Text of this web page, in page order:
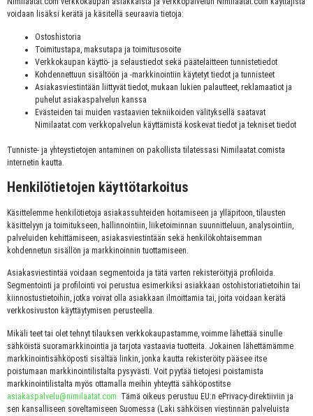
voidaan lisäksi kerätä ja käsitellä seuraavia tietoja:
Ostoshistoria
Toimitustapa, maksutapa ja toimitusosoite
Verkkokaupan käyttö- ja selaustiedot sekä päätelaitteen tunnistetiedot
Kohdennettuun sisältöön ja -markkinointiin käytetyt tiedot ja tunnisteet
Asiakasviestintään liittyvät tiedot, mukaan lukien palautteet, reklamaatiot ja
puhelut asiakaspalvelun kanssa
Evästeiden tai muiden vastaavien tekniikoiden välityksellä saatavat
Nimilaatat.com verkkopalvelun käyttämistä koskevat tiedot ja tekniset tiedot
Tunniste- ja yhteystietojen antaminen on pakollista tilatessasi Nimilaatat.comista
internetin kautta.
Henkilötietojen käyttötarkoitus
Käsittelemme henkilötietoja asiakassuhteiden hoitamiseen ja ylläpitoon, tilausten
käsittelyyn ja toimitukseen, hallinnointiin, liiketoiminnan suunnitteluun, analysointiin,
palveluiden kehittämiseen, asiakasviestintään sekä henkilökohtaisemman
kohdennetun sisällön ja markkinoinnin tuottamiseen.
Asiakasviestintää voidaan segmentoida ja tätä varten rekisteröityjä profiloida.
Segmentointi ja profilointi voi perustua esimerkiksi asiakkaan ostohistoriatietoihin tai
kiinnostustietoihin, jotka voivat olla asiakkaan ilmoittamia tai, joita voidaan kerätä
verkkosivuston käyttäytymisen perusteella.
Mikäli teet tai olet tehnyt tilauksen verkkokaupastamme, voimme lähettää sinulle
sähköistä suoramarkkinointia ja tarjota vastaavia tuotteita. Jokainen lähettämämme
markkinointisähköposti sisältää linkin, jonka kautta rekisteröity pääsee itse
poistumaan markkinointilistalta pysyvästi. Voit pyytää tietojesi poistamista
markkinointilistalta myös ottamalla meihin yhteyttä sähköpostitse
asiakaspalvelu@nimilaatat.com. Tämä oikeus perustuu EU:n ePrivacy-direktiiviin ja
sen kansalliseen soveltamiseen Suomessa (Laki sähköisen viestinnän palveluista